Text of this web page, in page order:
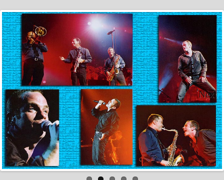
Next